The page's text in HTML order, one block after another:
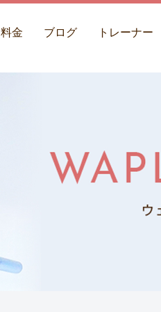
料金 ブログ トレーナー